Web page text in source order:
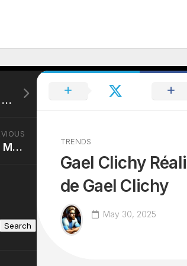
TRENDS
Gael Clichy
de Gael Clichy
May 30, 2025
Anthony Hopkins Acteur : Les Rôles Iconiques d’Anthony Hopkins
Marina Hands Acteur : Marina Hands : Théâtre et Cinéma
Search